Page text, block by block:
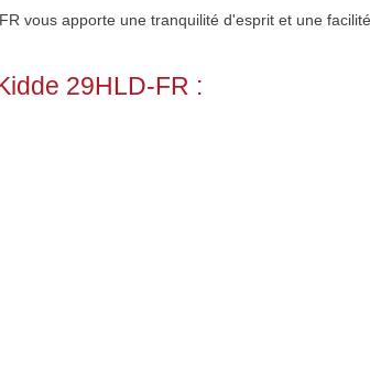
vous apporte une tranquilité d'esprit et une
29HLD-FR :